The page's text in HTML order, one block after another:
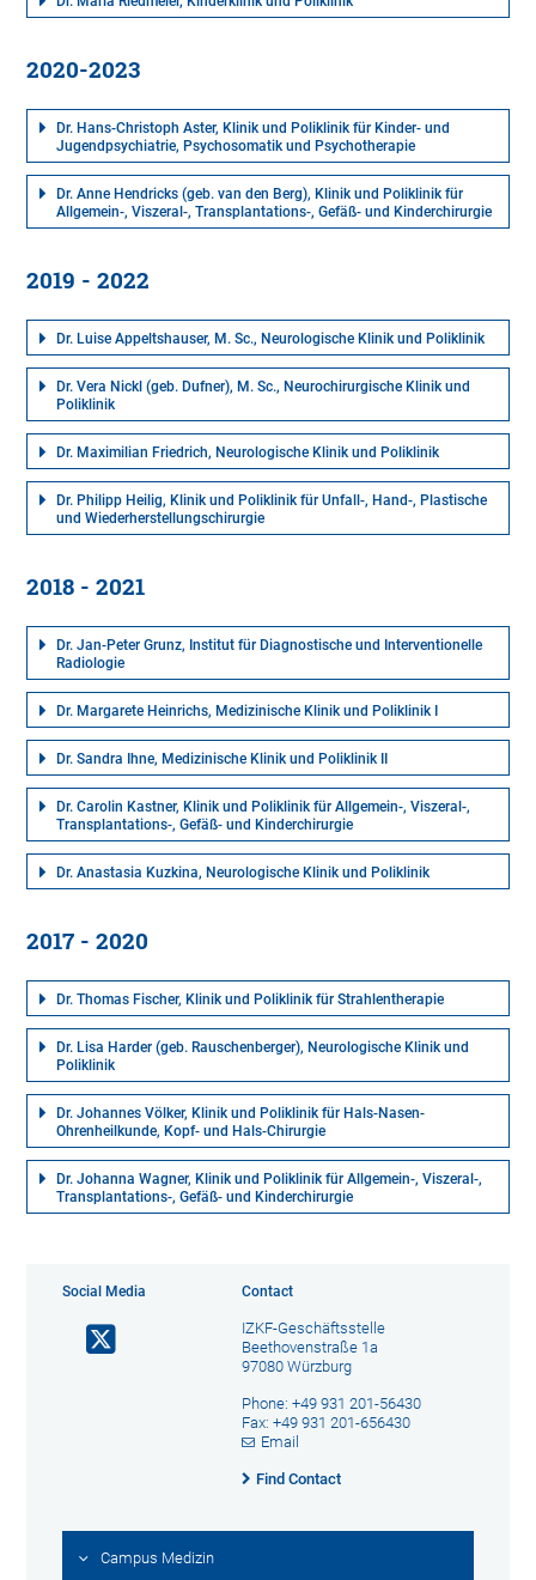
2020-2023
Dr. Hans-Christoph Aster, Klinik und Poliklinik für Kinder- und
Jugendpsychiatrie, Psychosomatik und Psychotherapie
Dr. Anne Hendricks (geb. van den Berg), Klinik und Poliklinik für
Allgemein-, Viszeral-, Transplantations-, Gefäß- und Kinderchirurgie
2019 - 2022
Dr. Luise Appeltshauser, M. Sc., Neurologische Klinik und Poliklinik
Dr. Vera Nickl (geb. Dufner), M. Sc., Neurochirurgische Klinik und
Poliklinik
Dr. Maximilian Friedrich, Neurologische Klinik und Poliklinik
Dr. Philipp Heilig, Klinik und Poliklinik für Unfall-, Hand-, Plastische
und Wiederherstellungschirurgie
2018 - 2021
Dr. Jan-Peter Grunz, Institut für Diagnostische und Interventionelle
Radiologie
Dr. Margarete Heinrichs, Medizinische Klinik und Poliklinik I
Dr. Sandra Ihne, Medizinische Klinik und Poliklinik II
Dr. Carolin Kastner, Klinik und Poliklinik für Allgemein-, Viszeral-,
Transplantations-, Gefäß- und Kinderchirurgie
Dr. Anastasia Kuzkina, Neurologische Klinik und Poliklinik
2017 - 2020
Dr. Thomas Fischer, Klinik und Poliklinik für Strahlentherapie
Dr. Lisa Harder (geb. Rauschenberger), Neurologische Klinik und
Poliklinik
Dr. Johannes Völker, Klinik und Poliklinik für Hals-Nasen-
Ohrenheilkunde, Kopf- und Hals-Chirurgie
Dr. Johanna Wagner, Klinik und Poliklinik für Allgemein-, Viszeral-,
Transplantations-, Gefäß- und Kinderchirurgie
Social Media Contact
IZKF-Geschäftsstelle
Beethovenstraße 1a
97080 Würzburg
Phone: +49 931 201-56430
Fax: +49 931 201-656430
Email
Find Contact
Campus Medizin